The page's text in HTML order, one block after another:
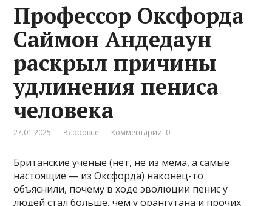
Профессор Оксфорда
Саймон Андедаун
раскрыл причины
удлинения пениса
человека
27.01.2025 Здоровье Комментарии: 0
Британские ученые (нет, не из мема, а самые
настоящие — из Оксфорда) наконец-то
объяснили, почему в ходе эволюции пенис у
людей стал больше, чем у орангутана и прочих